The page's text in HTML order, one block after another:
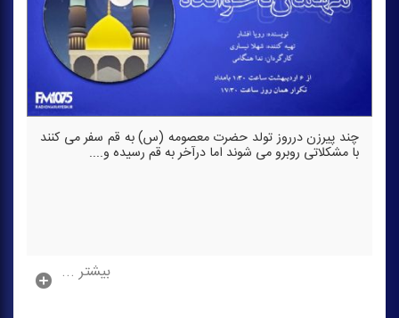
چند پیرزن درروز تولد حضرت معصومه (س) به قم سفر می كنند
با مشكلاتی روبرو می شوند اما درآخر به قم رسیده و....
بیشتر ...